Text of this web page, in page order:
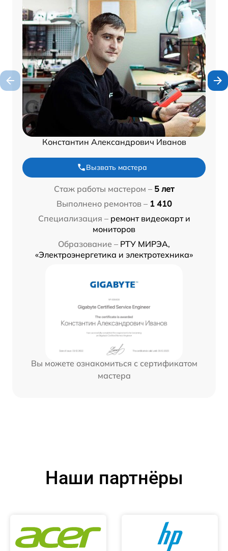
Константин Александрович Иванов
Вызвать мастера
Стаж работы мастером – 5 лет
Выполнено ремонтов – 1 410
Специализация – ремонт видеокарт и
мониторов
Образование – РТУ МИРЭА,
«Электроэнергетика и электротехника»
Вы можете ознакомиться с сертификатом
мастера
Наши партнёры